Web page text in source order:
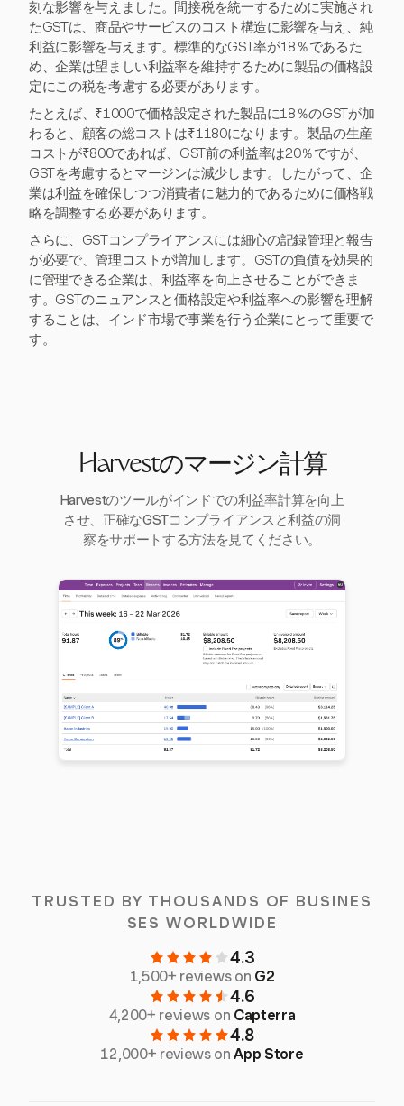
刻な影響を与えました。間接税を統一するために実施され
たGSTは、商品やサービスのコスト構造に影響を与え、純
利益に影響を与えます。標準的なGST率が18％であるた
め、企業は望ましい利益率を維持するために製品の価格設
定にこの税を考慮する必要があります。
たとえば、₹1000で価格設定された製品に18％のGSTが加
わると、顧客の総コストは₹1180になります。製品の生産
コストが₹800であれば、GST前の利益率は20％ですが、
GSTを考慮するとマージンは減少します。したがって、企
業は利益を確保しつつ消費者に魅力的であるために価格戦
略を調整する必要があります。
さらに、GSTコンプライアンスには細心の記録管理と報告
が必要で、管理コストが増加します。GSTの負債を効果的
に管理できる企業は、利益率を向上させることができま
す。GSTのニュアンスと価格設定や利益率への影響を理解
することは、インド市場で事業を行う企業にとって重要で
す。
Harvestのマージン計算
Harvestのツールがインドでの利益率計算を向上
させ、正確なGSTコンプライアンスと利益の洞
察をサポートする方法を見てください。
TRUSTED BY THOUSANDS OF BUSINES
SES WORLDWIDE
4.3
1,500+ reviews on G2
4.6
4,200+ reviews on Capterra
4.8
12,000+ reviews onApp Store